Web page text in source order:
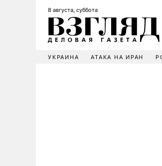
8 августа, суббота
УКРАИНА АТАКА НА ИРАН